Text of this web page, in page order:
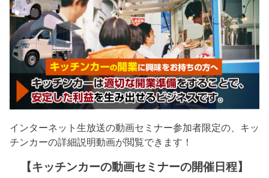
インターネット生放送の動画セミナー参加者限定の、キッ
チンカーの詳細説明動画が閲覧できます！
【キッチンカーの動画セミナーの開催日程】